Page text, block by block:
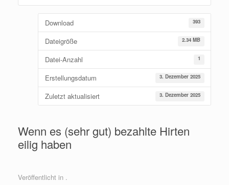
Download 393
Dateigröße 2.34 MB
Datei-Anzahl 1
Erstellungsdatum 3. Dezember 2025
Zuletzt aktualisiert 3. Dezember 2025
Wenn es (sehr gut) bezahlte Hirten
eilig haben
Veröffentlicht in .